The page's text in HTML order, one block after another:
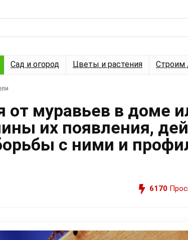
Сад и огород Цветы и растения Строим
от муравьев в доме
их появления,
с ними и
6170